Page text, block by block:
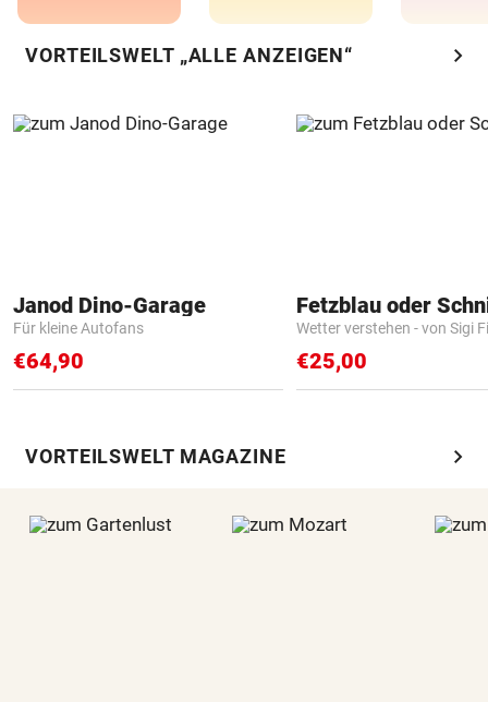
VORTEILSWELT „ALLE ANZEIGEN“ chevron_right
Janod Dino-Garage
Für kleine Autofans
€64,90
Fetzblau oder
Wetter verstehen - von Sigi
€25,00
VORTEILSWELT MAGAZINE chevron_right